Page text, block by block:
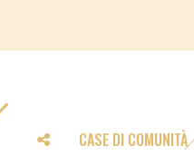
CASE DI COMUNITÀ